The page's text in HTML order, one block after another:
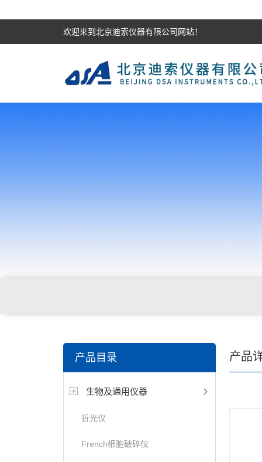
欢迎来到北京迪索仪器有限公司网站！
产品目录
生物及通用仪器
折光仪
French细胞破碎仪
产品